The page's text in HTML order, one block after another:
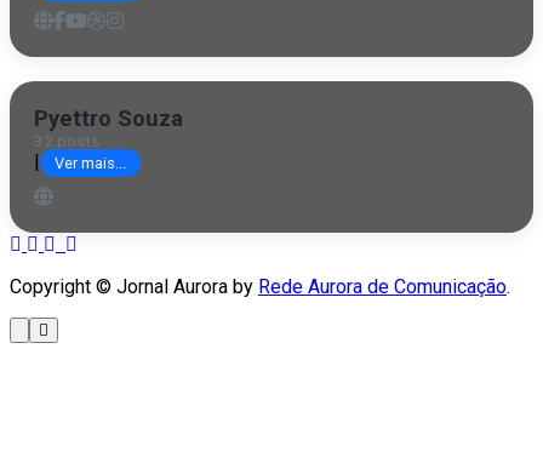
Pyettro Souza
32 posts
| Ver mais...
Copyright © Jornal Aurora by Rede Aurora de Comunicação.